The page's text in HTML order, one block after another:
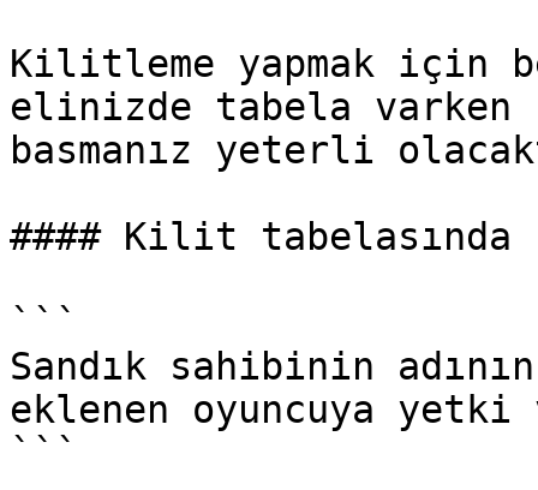
Kilitleme yapmak için
elinizde tabela varken
basmanız yeterli
#### Kilit tabelasında
```
Sandık sahibinin
eklenen oyuncuya